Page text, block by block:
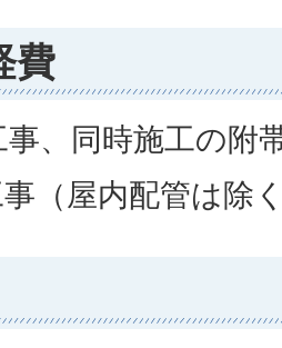
費
、同時施工の附
（屋内配管は除